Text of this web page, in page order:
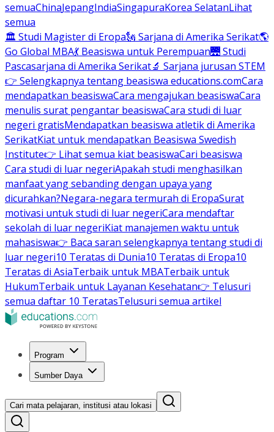
semuaChinaJepangIndiaSingapuraKorea SelatanLihat
semua
🏛 Studi Magister di Eropa🗽 Sarjana di Amerika Serikat🌎
Go Global MBA💃 Beasiswa untuk Perempuan🌉 Studi
Pascasarjana di Amerika Serikat🔬 Sarjana jurusan STEM
👉 Selengkapnya tentang beasiswa educations.comCara
mendapatkan beasiswaCara mengajukan beasiswaCara
menulis surat pengantar beasiswaCara studi di luar
negeri gratisMendapatkan beasiswa atletik di Amerika
SerikatKiat untuk mendapatkan Beasiswa Swedish
Institute👉 Lihat semua kiat beasiswaCari beasiswa
Cara studi di luar negeriApakah studi menghasilkan
manfaat yang sebanding dengan upaya yang
dicurahkan?Negara-negara termurah di EropaSurat
motivasi untuk studi di luar negeriCara mendaftar
sekolah di luar negeriKiat manajemen waktu untuk
mahasiswa👉 Baca saran selengkapnya tentang studi di
luar negeri10 Teratas di Dunia10 Teratas di Eropa10
Teratas di AsiaTerbaik untuk MBATerbaik untuk
HukumTerbaik untuk Layanan Kesehatan👉 Telusuri
semua daftar 10 TeratasTelusuri semua artikel
Program
Sumber Daya
Cari mata pelajaran, institusi atau lokasi